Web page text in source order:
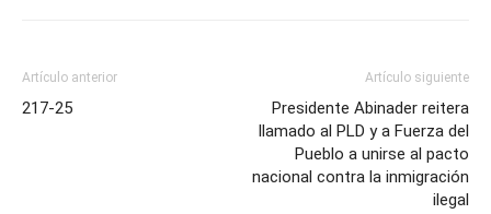
Artículo anterior
217-25
Artículo siguiente
Presidente Abinader reitera
llamado al PLD y a Fuerza del
Pueblo a unirse al pacto
nacional contra la inmigración
ilegal